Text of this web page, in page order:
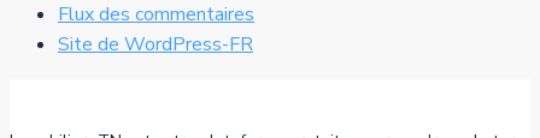
Flux des commentaires
Site de WordPress-FR